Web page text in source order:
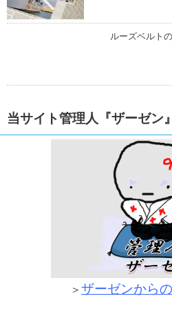
ルーズベルト
当サイト管理人『ザーゼン』
＞ ザーゼンから